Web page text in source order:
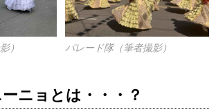
） パレード隊（筆者撮影）
ニョとは・・・？